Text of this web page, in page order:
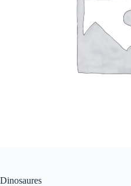
Dinosaures